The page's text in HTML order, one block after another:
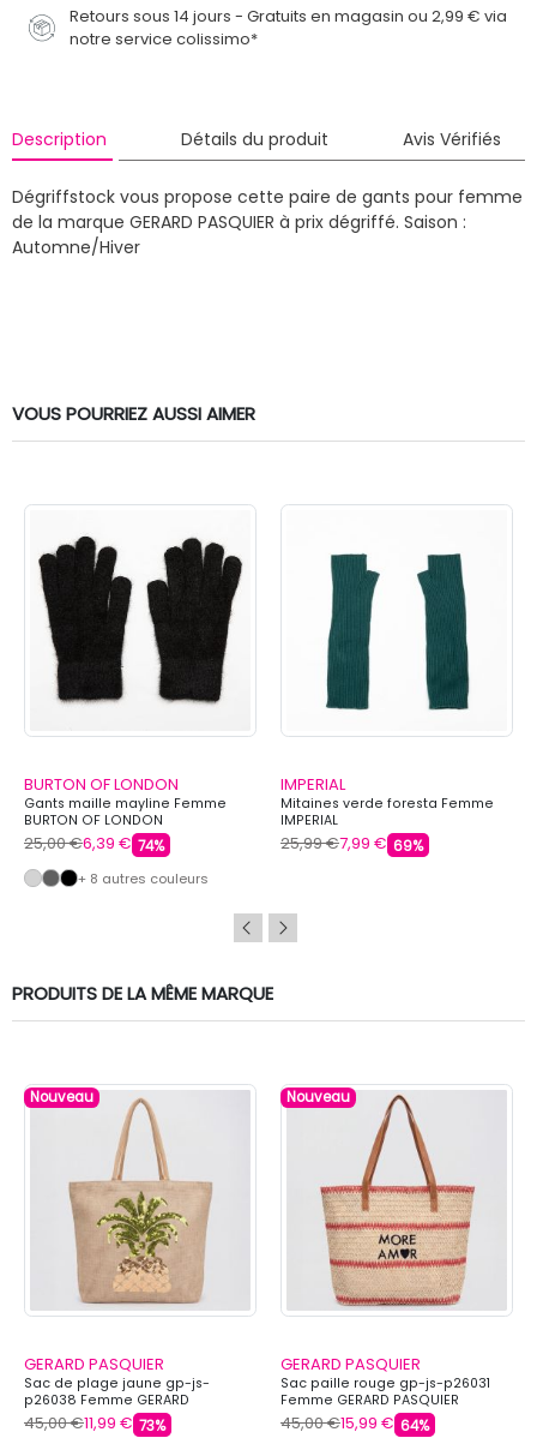
Retours sous 14 jours - Gratuits en magasin ou 2,99 € via
notre service colissimo*
Description Détails du produit Avis Vérifiés
Dégriffstock vous propose cette paire de gants pour femme
de la marque GERARD PASQUIER à prix dégriffé. Saison :
Automne/Hiver
VOUS POURRIEZ AUSSI AIMER
BURTON OF LONDON
Gants maille mayline Femme
BURTON OF LONDON
25,00 €6,39 € 74%
+ 8 autres couleurs
IMPERIAL
Mitaines verde foresta Femme
IMPERIAL
25,99 €7,99 € 69%
PRODUITS DE LA MÊME MARQUE
Nouveau
GERARD PASQUIER
Sac de plage jaune gp-js-
p26038 Femme GERARD
PASQUIER
45,00 €11,99 € 73%
Nouveau
GERARD PASQUIER
Sac paille rouge gp-js-p26031
Femme GERARD PASQUIER
45,00 €15,99 € 64%